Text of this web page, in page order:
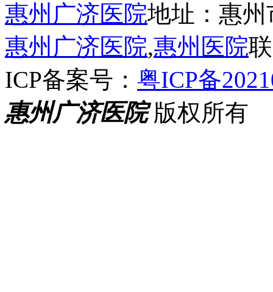
惠州广济医院地址：惠
惠州广济医院,惠州医院
ICP备案号： 粤ICP备
惠州广济医院版权所有